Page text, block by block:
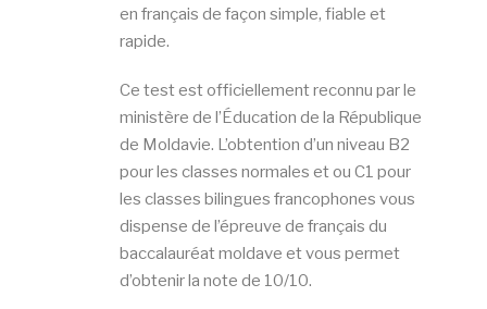
en français de façon simple, fiable et
rapide.
Ce test est officiellement reconnu par le
ministère de l’Éducation de la République
de Moldavie. L’obtention d’un niveau B2
pour les classes normales et ou C1 pour
les classes bilingues francophones vous
dispense de l’épreuve de français du
baccalauréat moldave et vous permet
d’obtenir la note de 10/10.